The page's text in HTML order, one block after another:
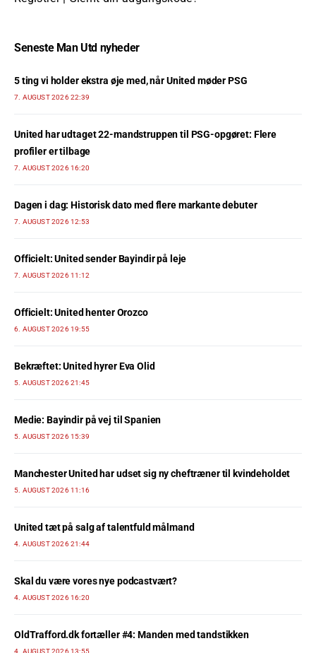
Seneste Man Utd nyheder
5 ting vi holder ekstra øje med, når United møder PSG
7. AUGUST 2026 22:39
United har udtaget 22-mandstruppen til PSG-opgøret: Flere
profiler er tilbage
7. AUGUST 2026 16:20
Dagen i dag: Historisk dato med flere markante debuter
7. AUGUST 2026 12:53
Officielt: United sender Bayindir på leje
7. AUGUST 2026 11:12
Officielt: United henter Orozco
6. AUGUST 2026 19:55
Bekræftet: United hyrer Eva Olid
5. AUGUST 2026 21:45
Medie: Bayindir på vej til Spanien
5. AUGUST 2026 15:39
Manchester United har udset sig ny cheftræner til kvindeholdet
5. AUGUST 2026 11:16
United tæt på salg af talentfuld målmand
4. AUGUST 2026 21:44
Skal du være vores nye podcastvært?
4. AUGUST 2026 16:20
OldTrafford.dk fortæller #4: Manden med tandstikken
4. AUGUST 2026 13:55